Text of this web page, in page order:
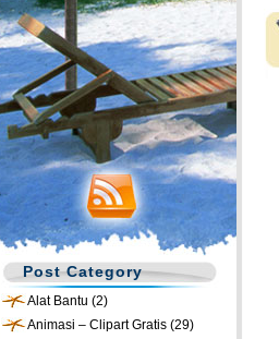
Post Category
Alat Bantu (2)
Animasi – Clipart Gratis (29)